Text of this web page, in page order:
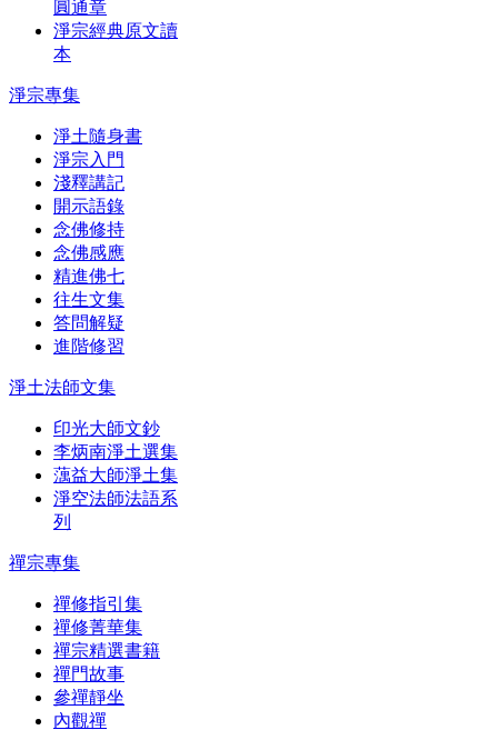
圓通章
淨宗經典原文讀
本
淨宗專集
淨土隨身書
淨宗入門
淺釋講記
開示語錄
念佛修持
念佛感應
精進佛七
往生文集
答問解疑
進階修習
淨土法師文集
印光大師文鈔
李炳南淨土選集
蕅益大師淨土集
淨空法師法語系
列
禪宗專集
禪修指引集
禪修菁華集
禪宗精選書籍
禪門故事
參禪靜坐
內觀禪